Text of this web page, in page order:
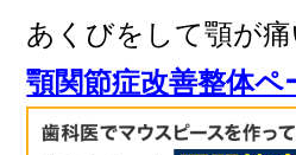
あくびをして顎が
顎関節症改善整体ペ